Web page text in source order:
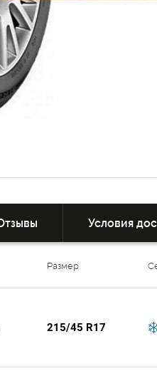
Условия
Размер
215/45 R17